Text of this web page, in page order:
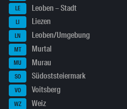
LE Leoben – Stadt
LI Liezen
LN Leoben/Umgebung
MT Murtal
MU Murau
SO Südoststeiermark
VO Voitsberg
WZ Weiz